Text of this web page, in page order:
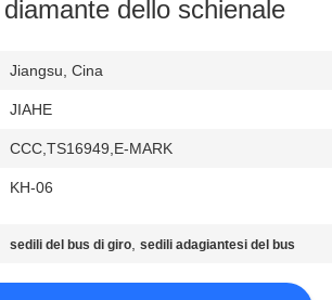
dello schienale
Jiangsu, Cina
JIAHE
CCC,TS16949,E-MARK
KH-06
sedili del bus di giro,sedili adagiantesi del bus